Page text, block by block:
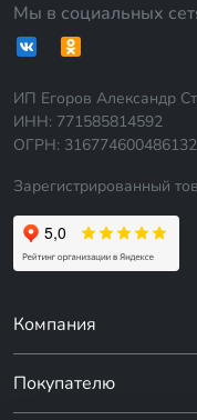
Мы в социальных
ИП Егоров Александр
ИНН: 771585814592
ОГРН: 316774600486132
Зарегистрированный
Компания
Покупателю